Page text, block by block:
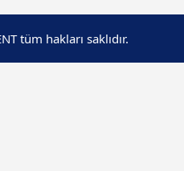
tüm hakları saklıdır.